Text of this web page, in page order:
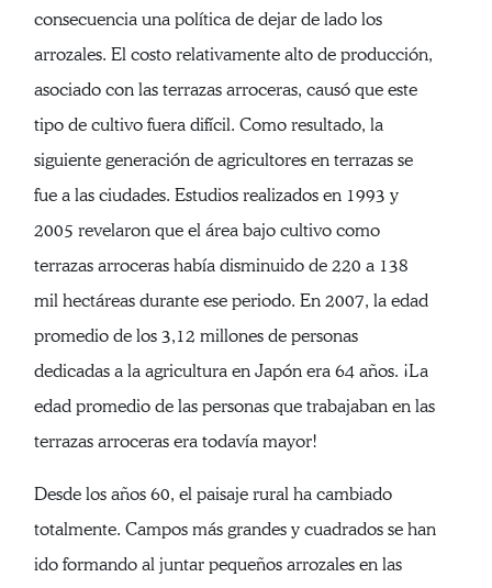
consecuencia una política de dejar de lado los
arrozales. El costo relativamente alto de producción,
asociado con las terrazas arroceras, causó que este
tipo de cultivo fuera difícil. Como resultado, la
siguiente generación de agricultores en terrazas se
fue a las ciudades. Estudios realizados en 1993 y
2005 revelaron que el área bajo cultivo como
terrazas arroceras había disminuido de 220 a 138
mil hectáreas durante ese periodo. En 2007, la edad
promedio de los 3,12 millones de personas
dedicadas a la agricultura en Japón era 64 años. ¡La
edad promedio de las personas que trabajaban en las
terrazas arroceras era todavía mayor!
Desde los años 60, el paisaje rural ha cambiado
totalmente. Campos más grandes y cuadrados se han
ido formando al juntar pequeños arrozales en las